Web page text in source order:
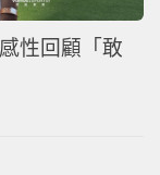
性回顧「敢